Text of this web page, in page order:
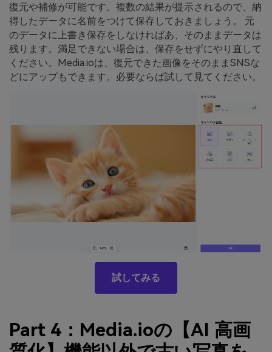
復元や補修が可能です。複数の結果が提示されるので、納
得したデータに名前をつけて保存しておきましょう。 元
のデータに上書き保存をしなければあ、そのままデータは
残ります。満足できない場合は、保存をせずにやり直して
ください。Media.ioは、復元できた画像をそのままSNSな
どにアップもできます。必要ならば試して見てください。
試してみる
Part 4：Media.ioの【AI 高画